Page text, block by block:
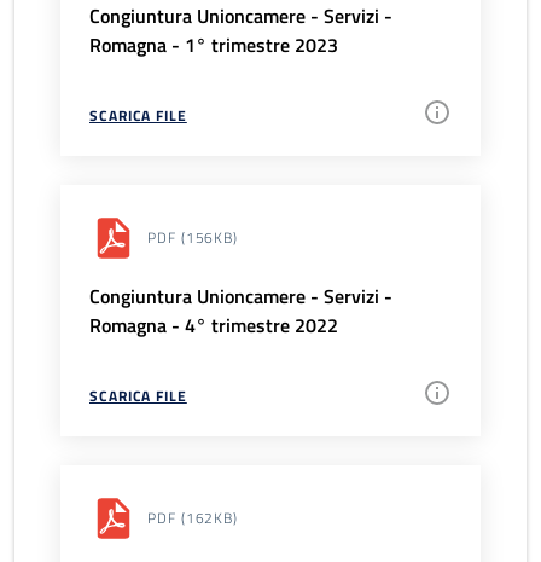
Congiuntura Unioncamere - Servizi -
Romagna - 1° trimestre 2023
SCARICA FILE
PDF (156KB)
Congiuntura Unioncamere - Servizi -
Romagna - 4° trimestre 2022
SCARICA FILE
PDF (162KB)